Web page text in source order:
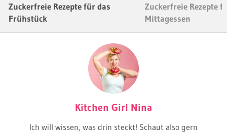
Zuckerfreie Rezepte für das
Frühstück
Zuckerfreie Rezepte
Mittagessen
Kitchen Girl Nina
Ich will wissen, was drin steckt! Schaut also gern